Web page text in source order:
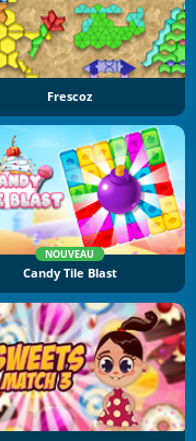
Frescoz
NOUVEAU
Candy Tile Blast